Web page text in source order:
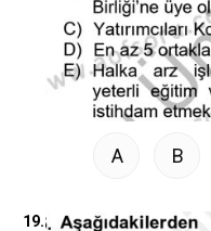
A B
19.